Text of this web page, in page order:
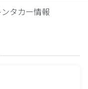
タカー情報